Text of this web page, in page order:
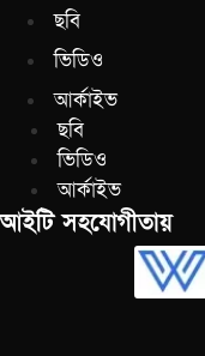
ছবি
ভিডিও
আর্কাইভ
ছবি
ভিডিও
আর্কাইভ
আইটি সহযোগীতায়